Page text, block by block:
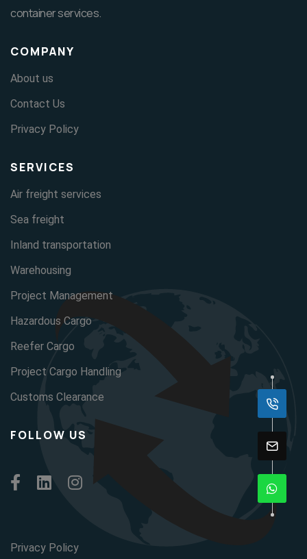
container services.
COMPANY
About us
Contact Us
Privacy Policy
SERVICES
Air freight services
Sea freight
Inland transportation
Warehousing
Project Management
Hazardous Cargo
Reefer Cargo
Project Cargo Handling
Customs Clearance
FOLLOW US
Privacy Policy